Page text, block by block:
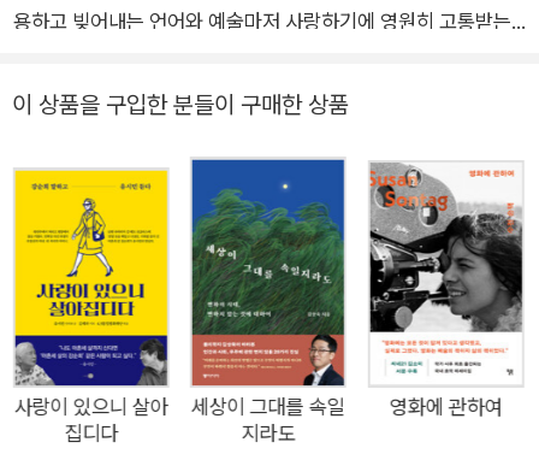
용하고 빚어내는 언어와 예술마저 사랑하기에 영원히 고통받는
음표를 그려보는 그 순간이 바로 과학입니다.” 물리학자 김상욱
일 구독 서비스에 2024년 가을부터 2025년 연초까지 연재한
글을 다듬고 살을 붙였다. 『과학산문』에서 김상욱과 심채경은 서
로와 독자를 수신인으로 편지를 주고받는다. 물질의 근원을 탐구
하는 물리학과 거대한 우주를 관찰하는 천문학, 조금은 다른 세계
에 기반을 둔 두 사람이 일상의 풍경과 사유를 글에 담아 교환한
다. 이러한 마주침 혹은 충돌은 과학과 삶을 오가는 새로운 이야
기를 만들어낸다. 이 책은 ‘과학’산문일까, 과학’산문’일까? 과학
과 산문 사이 그 어디쯤에서, 우리 곁의 과학자들은 때로 다정하
고 주로 단단한 글을 주고받으며 심상한 일상과 심상찮은 통찰을
이 상품을 구입한 분들이 구매한 상품
사랑이 있으니 살아
집디다
세상이 그대를 속일
지라도
영화에 관하여